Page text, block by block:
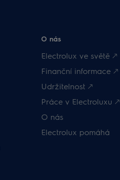
O nás
Electrolux ve světě 🡕
Finanční informace 🡕
Udržitelnost 🡕
Práce v Electroluxu 🡕
O nás
Electrolux pomáhá